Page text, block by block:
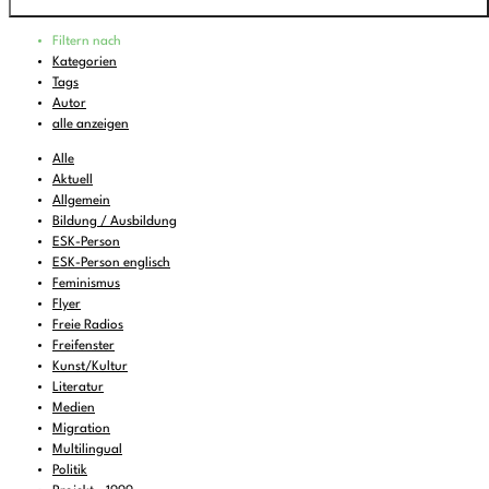
02:00
06:00 -
07:00 - 08:00
08:00 - 08:30
08:30 -
09:00
11:00 - 11:06
11:06 -
12:00 -
13:00 - 13:06
13:06 - 13:30
Filtern nach
Kategorien
Tags
Autor
alle anzeigen
Alle
Aktuell
Allgemein
Bildung / Ausbildung
ESK-Person
ESK-Person englisch
Feminismus
Flyer
Freie Radios
Freifenster
Kunst/Kultur
Literatur
Medien
Migration
Multilingual
Politik